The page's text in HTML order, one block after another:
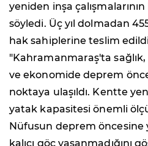
yeniden inşa
söyledi. Üç yıl dolmadan
hak sahiplerine teslim
"Kahramanmaraş'ta
ve ekonomide deprem
noktaya ulaşıldı. Kentte
yatak kapasitesi önemli
Nüfusun deprem öncesine
kalıcı göç yaşanmadığını